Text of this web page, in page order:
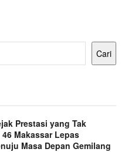
Cari
Prestasi yang Tak
Makassar Lepas
Masa Depan Gemilang